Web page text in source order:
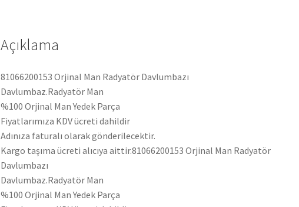
Açıklama
81066200153 Orjinal Man Radyatör Davlumbazı
Davlumbaz.Radyatör Man
%100 Orjinal Man Yedek Parça
Fiyatlarımıza KDV ücreti dahildir
Adınıza faturalı olarak gönderilecektir.
Kargo taşıma ücreti alıcıya aittir.81066200153 Orjinal Man Radyatör
Davlumbazı
Davlumbaz.Radyatör Man
%100 Orjinal Man Yedek Parça